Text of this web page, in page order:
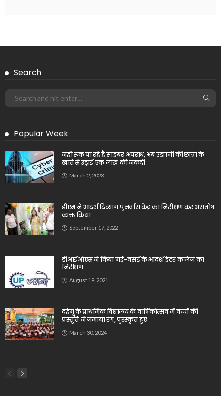
Search
Popular Week
नही रूक पा रहे है साइबर अपराध, अब उझानी की छात्रा के
खाते से उड़ाई एक लाख की नकदी
March 2, 2023
डीएम ने आदर्श दिव्यांग पुनर्वास केंद्र का निरीक्षण कर असंतोष
व्यक्त किया
September 17, 2022
डीआईओएस ने किया मई-बसई के आदर्श इंटर कालेज का
निरीक्षण
August 19, 2021
दहेमू के प्राथमिक विद्यालय के वार्षिकोत्सव में बच्चों की
प्रस्तुति ने जमाया रंग, पुरस्कृत हुए
March 30, 2024